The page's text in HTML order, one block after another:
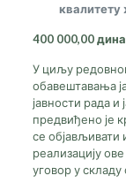
квалитету
400 000,00
У циљу
обавештавања
јавности рада
предвиђено је
се објављивати
реализацију
уговор у складу